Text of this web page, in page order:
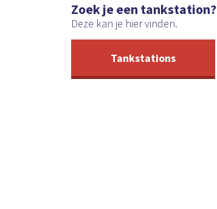
Zoek je een tankstation?
Deze kan je hier vinden.
Tankstations